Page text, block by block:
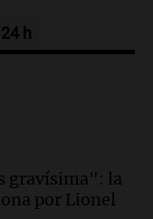
Mendoza:
un muerto
autos desde
h
gravísima": la
por Lionel